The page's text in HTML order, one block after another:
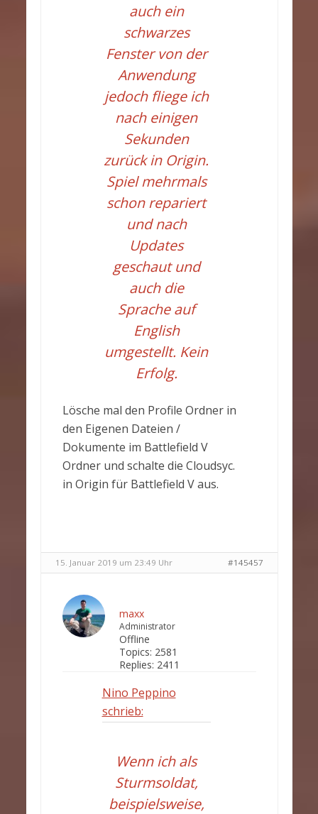
auch ein
schwarzes
Fenster von der
Anwendung
jedoch fliege ich
nach einigen
Sekunden
zurück in Origin.
Spiel mehrmals
schon repariert
und nach
Updates
geschaut und
auch die
Sprache auf
English
umgestellt. Kein
Erfolg.
Lösche mal den Profile Ordner in
den Eigenen Dateien /
Dokumente im Battlefield V
Ordner und schalte die Cloudsyc.
in Origin für Battlefield V aus.
15. Januar 2019 um 23:49 Uhr #145457
maxx
Administrator
Offline
Topics: 2581
Replies: 2411
Nino Peppino
schrieb:
Wenn ich als
Sturmsoldat,
beispielsweise,